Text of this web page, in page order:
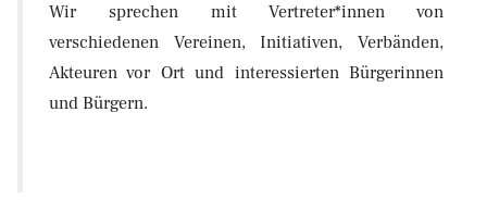
Wir sprechen mit Vertreter*innen von
verschiedenen Vereinen, Initiativen, Verbänden,
Akteuren vor Ort und interessierten Bürgerinnen
und Bürgern.